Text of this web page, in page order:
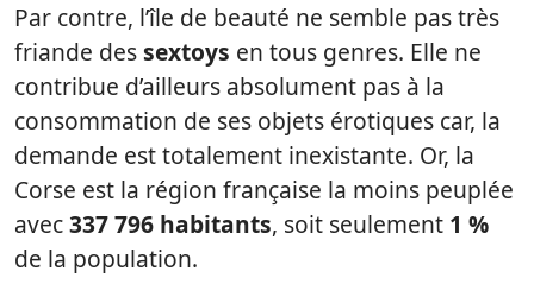
Par contre, l’île de beauté ne semble pas très
friande dessextoys en tous genres. Elle ne
contribue d’ailleurs absolument pas à la
consommation de ses objets érotiques car, la
demande est totalement inexistante. Or, la
Corse est la région française la moins peuplée
avec337 796 habitants, soit seulement 1 %
de la population.